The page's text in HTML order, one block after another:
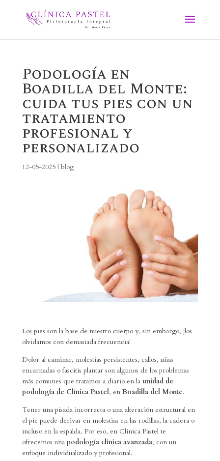
Podología en
Boadilla del Monte:
cuida tus pies con un
tratamiento
profesional y
personalizado
12-05-2025| blog
Los pies son la base de nuestro cuerpo y, sin embargo, ¡los
olvidamos con demasiada frecuencia!
Dolor al caminar, molestias persistentes, callos, uñas
encarnadas o fascitis plantar son algunos de los problemas
más comunes que tratamos a diario en la unidad de
podología de Clínica Pastel, en Boadilla del Monte.
Tener una pisada incorrecta o una alteración estructural en
el pie puede derivar en molestias en las rodillas, la cadera o
incluso en la espalda. Por eso, en Clínica Pastel te
ofrecemos una podología clínica avanzada, con un
enfoque individualizado y profesional.